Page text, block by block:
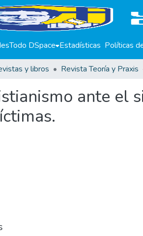
Todo DSpace Estadísticas Políticas
y libros Revista Teoría y Praxis
ante el